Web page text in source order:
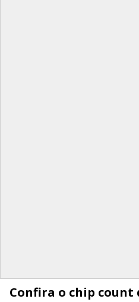
Confira o chip count